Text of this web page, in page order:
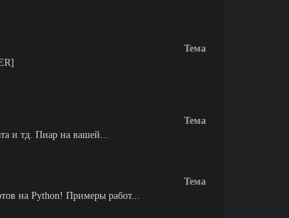
Тема
Тема
и тд. Пиар на вашей...
Тема
на Python! Примеры работ...